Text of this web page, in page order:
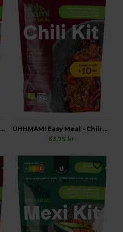
UHHMAMI Easy Meal - Bolo Kit, Økologisk
UHHMAMI Easy Meal - Chili Kit, Økologisk
63,75 kr.